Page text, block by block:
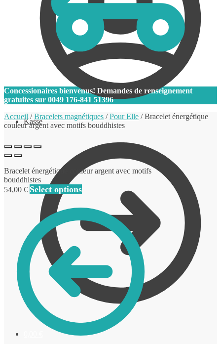
Kasse
Concessionaires bienvenus! Demandes de renseignement
gratuites sur 0049 176-841 51396
Accueil /Bracelets magnétiques /Pour Elle /Bracelet énergétique
couleur argent avec motifs bouddhistes
Bracelet énergétique couleur argent avec motifs
bouddhistes
54,00 € Select options